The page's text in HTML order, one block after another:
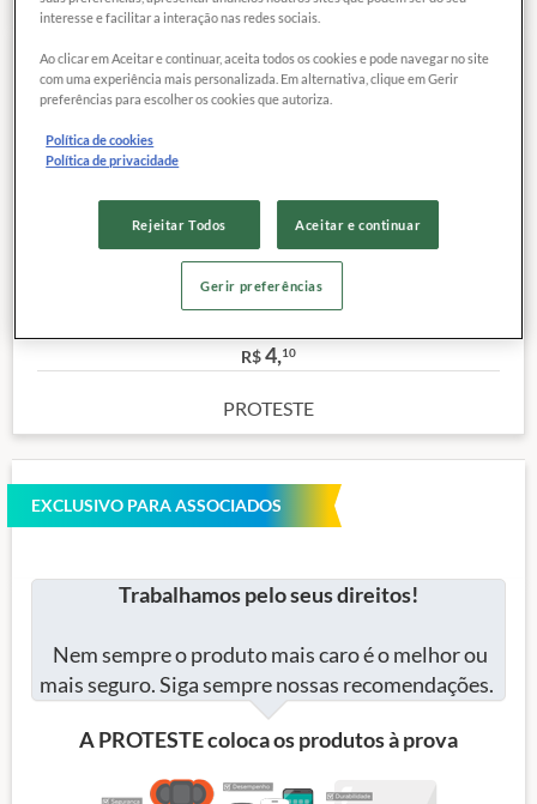
Exclusivo para
associados
COMPARAR
1 Kg
Clique aqui
Classificação Vegetal Real:Tipo 1
Outras características
R$4,10
PROTESTE
EXCLUSIVO PARA ASSOCIADOS
Trabalhamos pelo seus direitos!
Nem sempre o produto mais caro é o melhor ou
mais seguro. Siga sempre nossas recomendações.
A PROTESTE coloca os produtos à prova
interesse e facilitar a interação nas redes sociais.
Ao clicar em Aceitar e continuar, aceita todos os cookies e pode navegar no site
com uma experiência mais personalizada. Em alternativa, clique em Gerir
preferências para escolher os cookies que autoriza.
Política de cookies
Política de privacidade
Rejeitar Todos Aceitar e continuar
Gerir preferências